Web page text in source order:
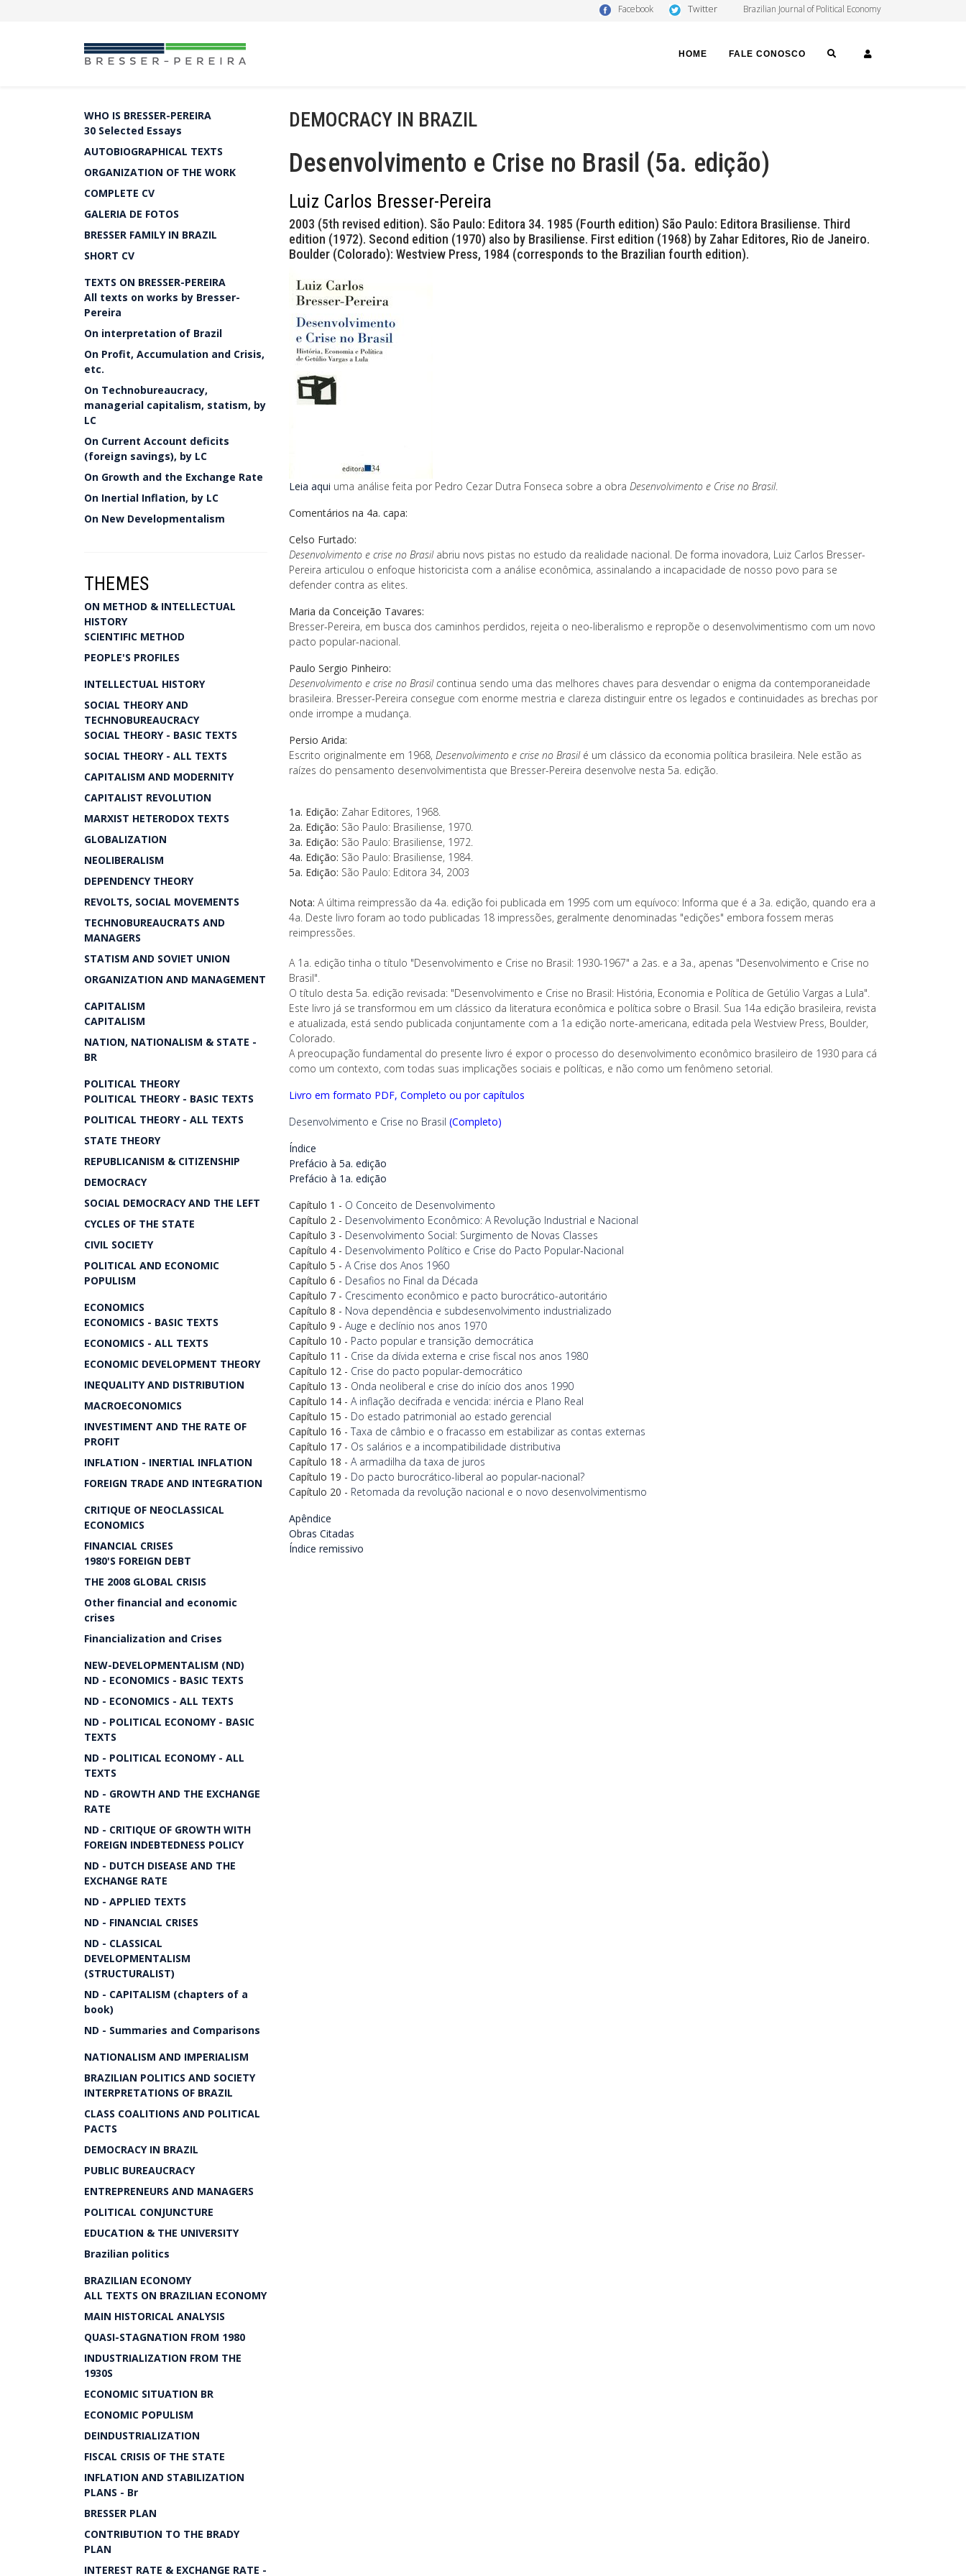
Facebook Twitter Brazilian Journal of Political Economy
HOME FALE CONOSCO SEARCH
WHO IS BRESSER-PEREIRA
30 Selected Essays
AUTOBIOGRAPHICAL TEXTS
ORGANIZATION OF THE WORK
COMPLETE CV
GALERIA DE FOTOS
BRESSER FAMILY IN BRAZIL
SHORT CV
TEXTS ON BRESSER-PEREIRA
All texts on works by Bresser-
Pereira
On interpretation of Brazil
On Profit, Accumulation and Crisis,
etc.
On Technobureaucracy,
managerial capitalism, statism, by
LC
On Current Account deficits
(foreign savings), by LC
On Growth and the Exchange Rate
On Inertial Inflation, by LC
On New Developmentalism
THEMES
ON METHOD & INTELLECTUAL
HISTORY
SCIENTIFIC METHOD
PEOPLE'S PROFILES
INTELLECTUAL HISTORY
SOCIAL THEORY AND
TECHNOBUREAUCRACY
SOCIAL THEORY - BASIC TEXTS
SOCIAL THEORY - ALL TEXTS
CAPITALISM AND MODERNITY
CAPITALIST REVOLUTION
MARXIST HETERODOX TEXTS
GLOBALIZATION
NEOLIBERALISM
DEPENDENCY THEORY
REVOLTS, SOCIAL MOVEMENTS
TECHNOBUREAUCRATS AND
MANAGERS
STATISM AND SOVIET UNION
ORGANIZATION AND MANAGEMENT
CAPITALISM
CAPITALISM
NATION, NATIONALISM & STATE -
BR
POLITICAL THEORY
POLITICAL THEORY - BASIC TEXTS
POLITICAL THEORY - ALL TEXTS
STATE THEORY
REPUBLICANISM & CITIZENSHIP
DEMOCRACY
SOCIAL DEMOCRACY AND THE LEFT
CYCLES OF THE STATE
CIVIL SOCIETY
POLITICAL AND ECONOMIC
POPULISM
ECONOMICS
ECONOMICS - BASIC TEXTS
ECONOMICS - ALL TEXTS
ECONOMIC DEVELOPMENT THEORY
INEQUALITY AND DISTRIBUTION
MACROECONOMICS
INVESTIMENT AND THE RATE OF
PROFIT
INFLATION - INERTIAL INFLATION
FOREIGN TRADE AND INTEGRATION
CRITIQUE OF NEOCLASSICAL
ECONOMICS
FINANCIAL CRISES
1980'S FOREIGN DEBT
THE 2008 GLOBAL CRISIS
Other financial and economic
crises
Financialization and Crises
NEW-DEVELOPMENTALISM (ND)
ND - ECONOMICS - BASIC TEXTS
ND - ECONOMICS - ALL TEXTS
ND - POLITICAL ECONOMY - BASIC
TEXTS
ND - POLITICAL ECONOMY - ALL
TEXTS
ND - GROWTH AND THE EXCHANGE
RATE
ND - CRITIQUE OF GROWTH WITH
FOREIGN INDEBTEDNESS POLICY
ND - DUTCH DISEASE AND THE
EXCHANGE RATE
ND - APPLIED TEXTS
ND - FINANCIAL CRISES
ND - CLASSICAL
DEVELOPMENTALISM
(STRUCTURALIST)
ND - CAPITALISM (chapters of a
book)
ND - Summaries and Comparisons
NATIONALISM AND IMPERIALISM
BRAZILIAN POLITICS AND SOCIETY
INTERPRETATIONS OF BRAZIL
CLASS COALITIONS AND POLITICAL
PACTS
DEMOCRACY IN BRAZIL
PUBLIC BUREAUCRACY
ENTREPRENEURS AND MANAGERS
POLITICAL CONJUNCTURE
EDUCATION & THE UNIVERSITY
Brazilian politics
BRAZILIAN ECONOMY
ALL TEXTS ON BRAZILIAN ECONOMY
MAIN HISTORICAL ANALYSIS
QUASI-STAGNATION FROM 1980
INDUSTRIALIZATION FROM THE
1930S
ECONOMIC SITUATION BR
ECONOMIC POPULISM
DEINDUSTRIALIZATION
FISCAL CRISIS OF THE STATE
INFLATION AND STABILIZATION
PLANS - Br
BRESSER PLAN
CONTRIBUTION TO THE BRADY
PLAN
INTEREST RATE & EXCHANGE RATE -
DEMOCRACY IN BRAZIL
Desenvolvimento e Crise no Brasil (5a. edição)
Luiz Carlos Bresser-Pereira
2003 (5th revised edition). São Paulo: Editora 34. 1985 (Fourth edition) São Paulo: Editora Brasiliense. Third
edition (1972). Second edition (1970) also by Brasiliense. First edition (1968) by Zahar Editores, Rio de Janeiro.
Boulder (Colorado): Westview Press, 1984 (corresponds to the Brazilian fourth edition).
Leia aqui uma análise feita por Pedro Cezar Dutra Fonseca sobre a obra Desenvolvimento e Crise no Brasil.
Comentários na 4a. capa:
Celso Furtado:
Desenvolvimento e crise no Brasil abriu novs pistas no estudo da realidade nacional. De forma inovadora, Luiz Carlos Bresser-
Pereira articulou o enfoque historicista com a análise econômica, assinalando a incapacidade de nosso povo para se
defender contra as elites.
Maria da Conceição Tavares:
Bresser-Pereira, em busca dos caminhos perdidos, rejeita o neo-liberalismo e repropõe o desenvolvimentismo com um novo
pacto popular-nacional.
Paulo Sergio Pinheiro:
Desenvolvimento e crise no Brasil continua sendo uma das melhores chaves para desvendar o enigma da contemporaneidade
brasileira. Bresser-Pereira consegue com enorme mestria e clareza distinguir entre os legados e continuidades as brechas por
onde irrompe a mudança.
Persio Arida:
Escrito originalmente em 1968, Desenvolvimento e crise no Brasil é um clássico da economia política brasileira. Nele estão as
raízes do pensamento desenvolvimentista que Bresser-Pereira desenvolve nesta 5a. edição.
1a. Edição: Zahar Editores, 1968.
2a. Edição: São Paulo: Brasiliense, 1970.
3a. Edição: São Paulo: Brasiliense, 1972.
4a. Edição: São Paulo: Brasiliense, 1984.
5a. Edição: São Paulo: Editora 34, 2003
Nota: A última reimpressão da 4a. edição foi publicada em 1995 com um equívoco: Informa que é a 3a. edição, quando era a
4a. Deste livro foram ao todo publicadas 18 impressões, geralmente denominadas "edições" embora fossem meras
reimpressões.
A 1a. edição tinha o título "Desenvolvimento e Crise no Brasil: 1930-1967" a 2as. e a 3a., apenas "Desenvolvimento e Crise no
Brasil".
O título desta 5a. edição revisada: "Desenvolvimento e Crise no Brasil: História, Economia e Política de Getúlio Vargas a Lula".
Este livro já se transformou em um clássico da literatura econômica e política sobre o Brasil. Sua 14a edição brasileira, revista
e atualizada, está sendo publicada conjuntamente com a 1a edição norte-americana, editada pela Westview Press, Boulder,
Colorado.
A preocupação fundamental do presente livro é expor o processo do desenvolvimento econômico brasileiro de 1930 para cá
como um contexto, com todas suas implicações sociais e políticas, e não como um fenômeno setorial.
Livro em formato PDF, Completo ou por capítulos
Desenvolvimento e Crise no Brasil (Completo)
Índice
Prefácio à 5a. edição
Prefácio à 1a. edição
Capítulo 1 - O Conceito de Desenvolvimento
Capítulo 2 - Desenvolvimento Econômico: A Revolução Industrial e Nacional
Capítulo 3 - Desenvolvimento Social: Surgimento de Novas Classes
Capítulo 4 - Desenvolvimento Político e Crise do Pacto Popular-Nacional
Capítulo 5 - A Crise dos Anos 1960
Capítulo 6 - Desafios no Final da Década
Capítulo 7 - Crescimento econômico e pacto burocrático-autoritário
Capítulo 8 - Nova dependência e subdesenvolvimento industrializado
Capítulo 9 - Auge e declínio nos anos 1970
Capítulo 10 - Pacto popular e transição democrática
Capítulo 11 - Crise da dívida externa e crise fiscal nos anos 1980
Capítulo 12 - Crise do pacto popular-democrático
Capítulo 13 - Onda neoliberal e crise do início dos anos 1990
Capítulo 14 - A inflação decifrada e vencida: inércia e Plano Real
Capítulo 15 - Do estado patrimonial ao estado gerencial
Capítulo 16 - Taxa de câmbio e o fracasso em estabilizar as contas externas
Capítulo 17 - Os salários e a incompatibilidade distributiva
Capítulo 18 - A armadilha da taxa de juros
Capítulo 19 - Do pacto burocrático-liberal ao popular-nacional?
Capítulo 20 - Retomada da revolução nacional e o novo desenvolvimentismo
Apêndice
Obras Citadas
Índice remissivo